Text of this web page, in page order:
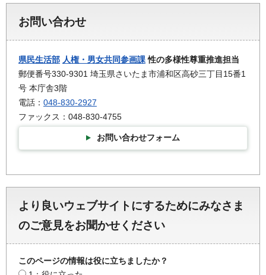
お問い合わせ
県民生活部 人権・男女共同参画課性の多様性尊重推進担当
郵便番号330-9301 埼玉県さいたま市浦和区高砂三丁目15番1
号 本庁舎3階
電話： 048-830-2927
ファックス：048-830-4755
お問い合わせフォーム
より良いウェブサイトにするためにみなさま
のご意見をお聞かせください
このページの情報は役に立ちましたか？